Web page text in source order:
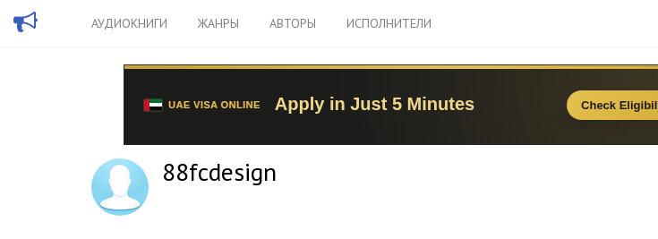
АУДИОКНИГИ ЖАНРЫ АВТОРЫ ИСПОЛНИТЕЛИ
88fcdesign